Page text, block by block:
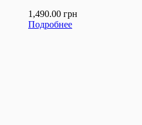
1,490.00 грн
Подробнее